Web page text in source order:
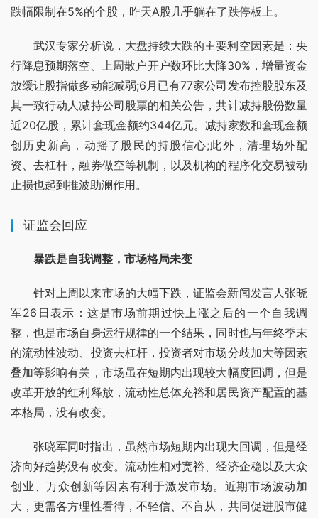
跌幅限制在5%的个股，昨天A股几乎躺在了跌停板上。
武汉专家分析说，大盘持续大跌的主要利空因素是：央
行降息预期落空、上周散户开户数环比大降30%，增量资金
放缓让股指做多动能减弱;6月已有77家公司发布控股股东及
其一致行动人减持公司股票的相关公告，共计减持股份数量
近20亿股，累计套现金额约344亿元。减持家数和套现金额
创历史新高，动摇了股民的持股信心;此外，清理场外配
资、去杠杆，融券做空等机制，以及机构的程序化交易被动
止损也起到推波助澜作用。
证监会回应
暴跌是自我调整，市场格局未变
针对上周以来市场的大幅下跌，证监会新闻发言人张晓
军26日表示：这是市场前期过快上涨之后的一个自我调
整，也是市场自身运行规律的一个结果，同时也与年终季末
的流动性波动、投资去杠杆，投资者对市场分歧加大等因素
叠加等影响有关，市场虽在短期内出现较大幅度回调，但是
改革开放的红利释放，流动性总体充裕和居民资产配置的基
本格局，没有改变。
张晓军同时指出，虽然市场短期内出现大回调，但是经
济向好趋势没有改变。流动性相对宽裕、经济企稳以及大众
创业、万众创新等因素有利于激发市场。近期市场波动加
大，更需各方理性看待，不轻信、不盲从，共同促进股市健